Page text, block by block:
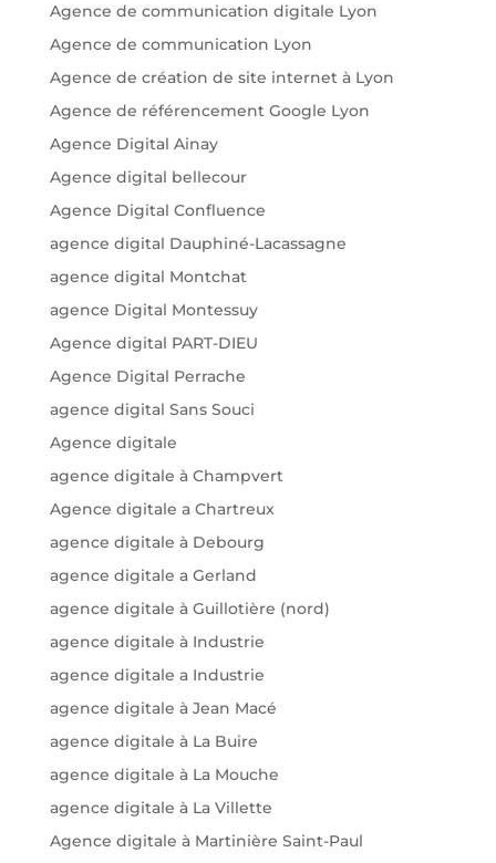
Agence de communication digitale Lyon
Agence de communication Lyon
Agence de création de site internet à Lyon
Agence de référencement Google Lyon
Agence Digital Ainay
Agence digital bellecour
Agence Digital Confluence
agence digital Dauphiné-Lacassagne
agence digital Montchat
agence Digital Montessuy
Agence digital PART-DIEU
Agence Digital Perrache
agence digital Sans Souci
Agence digitale
agence digitale à Champvert
Agence digitale a Chartreux
agence digitale à Debourg
agence digitale a Gerland
agence digitale à Guillotière (nord)
agence digitale à Industrie
agence digitale a Industrie
agence digitale à Jean Macé
agence digitale à La Buire
agence digitale à La Mouche
agence digitale à La Villette
Agence digitale à Martinière Saint-Paul